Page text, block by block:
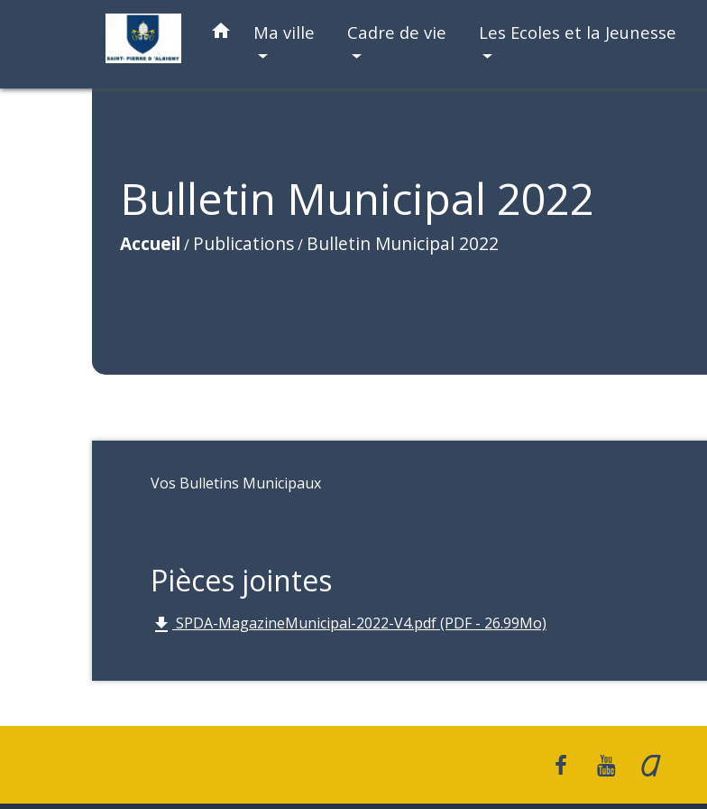
home Ma ville Cadre de vie Les Ecoles et la Jeunesse
Bulletin Municipal 2022
Accueil / Publications/ Bulletin Municipal 2022
Vos Bulletins Municipaux
Pièces jointes
file_download SPDA-MagazineMunicipal-2022-V4.pdf (PDF - 26.99Mo)